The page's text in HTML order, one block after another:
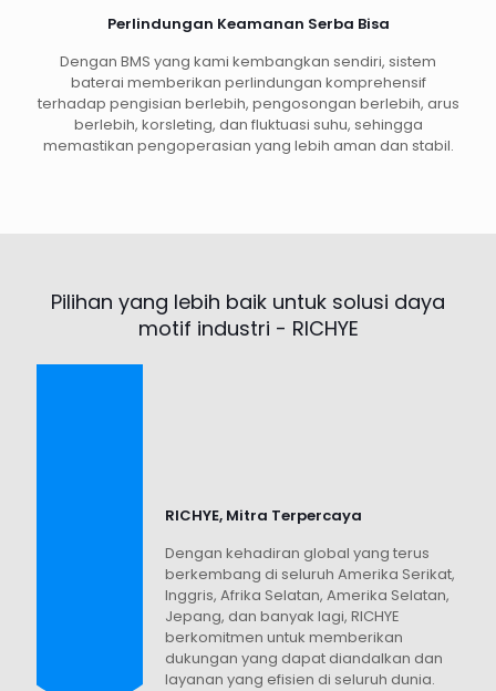
Perlindungan Keamanan Serba Bisa
Dengan BMS yang kami kembangkan sendiri, sistem
baterai memberikan perlindungan komprehensif
terhadap pengisian berlebih, pengosongan berlebih, arus
berlebih, korsleting, dan fluktuasi suhu, sehingga
memastikan pengoperasian yang lebih aman dan stabil.
Pilihan yang lebih baik untuk solusi daya
motif industri - RICHYE
RICHYE, Mitra Terpercaya
Dengan kehadiran global yang terus
berkembang di seluruh Amerika Serikat,
Inggris, Afrika Selatan, Amerika Selatan,
Jepang, dan banyak lagi, RICHYE
berkomitmen untuk memberikan
dukungan yang dapat diandalkan dan
layanan yang efisien di seluruh dunia.